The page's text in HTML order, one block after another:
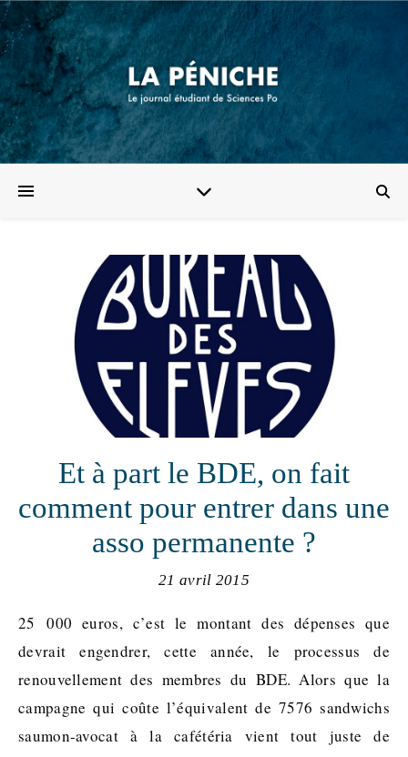
Et à part le BDE, on fait
comment pour entrer dans une
asso permanente ?
21 avril 2015
25 000 euros, c’est le montant des dépenses que
devrait engendrer, cette année, le processus de
renouvellement des membres du BDE. Alors que la
campagne qui coûte l’équivalent de 7576 sandwichs
saumon-avocat à la cafétéria vient tout juste de